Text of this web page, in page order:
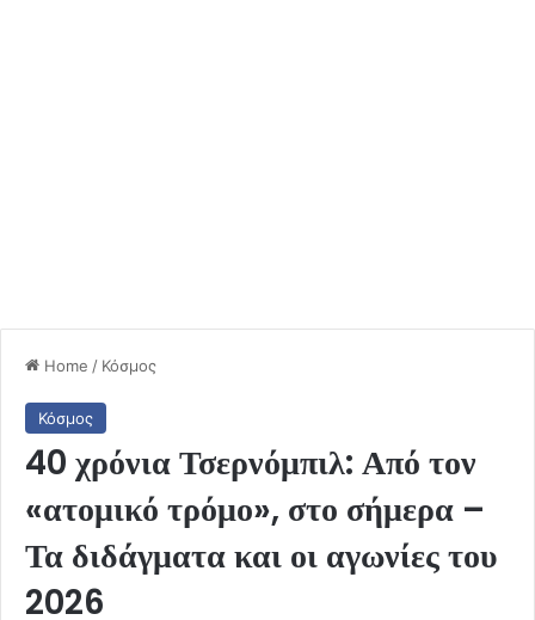
Home / Κόσμος
Κόσμος
40 χρόνια Τσερνόμπιλ: Από τον
«ατομικό τρόμο», στο σήμερα –
Τα διδάγματα και οι αγωνίες του
2026